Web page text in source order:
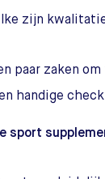
zijn
paar zaken
handige
sport